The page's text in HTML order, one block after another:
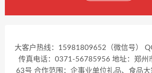
大客户热线：15981809652（微信号）
传真电话：0371-56785956 地址：郑州
63号 合作范围：企事业单位礼品、食品